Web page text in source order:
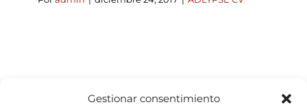
Gestionar consentimiento